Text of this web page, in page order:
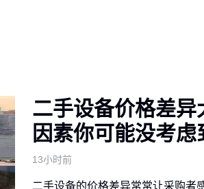
二手设备价格差异
因素你可能没考虑
13小时前
二手设备的价格差异常常让采购者